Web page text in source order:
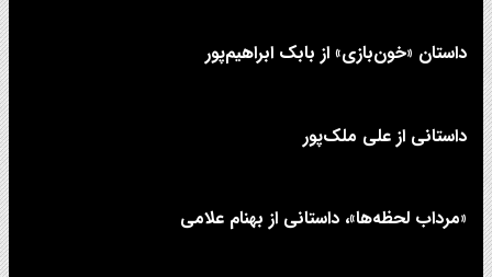
داستان «خون‌بازی» از بابک ابراهیم‌پور
داستانی از علی‌ ملک‌پور
«مرداب لحظه‌ها»، داستانی از بهنام علامی